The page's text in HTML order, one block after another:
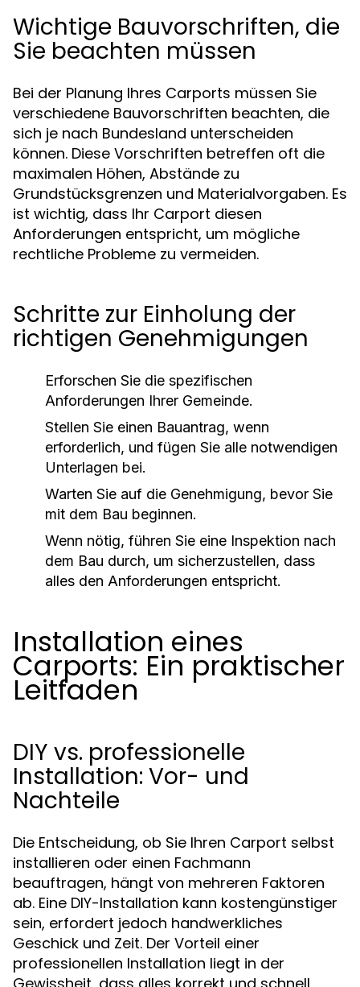
Wichtige Bauvorschriften, die
Sie beachten müssen
Bei der Planung Ihres Carports müssen Sie
verschiedene Bauvorschriften beachten, die
sich je nach Bundesland unterscheiden
können. Diese Vorschriften betreffen oft die
maximalen Höhen, Abstände zu
Grundstücksgrenzen und Materialvorgaben. Es
ist wichtig, dass Ihr Carport diesen
Anforderungen entspricht, um mögliche
rechtliche Probleme zu vermeiden.
Schritte zur Einholung der
richtigen Genehmigungen
Erforschen Sie die spezifischen
Anforderungen Ihrer Gemeinde.
Stellen Sie einen Bauantrag, wenn
erforderlich, und fügen Sie alle notwendigen
Unterlagen bei.
Warten Sie auf die Genehmigung, bevor Sie
mit dem Bau beginnen.
Wenn nötig, führen Sie eine Inspektion nach
dem Bau durch, um sicherzustellen, dass
alles den Anforderungen entspricht.
Installation eines
Carports: Ein praktischer
Leitfaden
DIY vs. professionelle
Installation: Vor- und
Nachteile
Die Entscheidung, ob Sie Ihren Carport selbst
installieren oder einen Fachmann
beauftragen, hängt von mehreren Faktoren
ab. Eine DIY-Installation kann kostengünstiger
sein, erfordert jedoch handwerkliches
Geschick und Zeit. Der Vorteil einer
professionellen Installation liegt in der